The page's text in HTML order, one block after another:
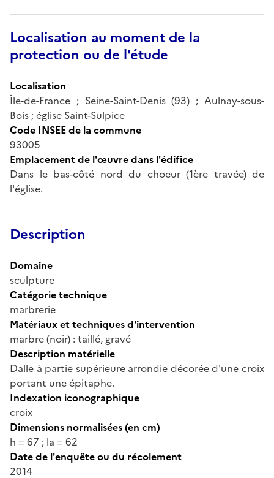
Localisation au moment de la
protection ou de l'étude
Localisation
Île-de-France ; Seine-Saint-Denis (93) ; Aulnay-sous-
Bois ; église Saint-Sulpice
Code INSEE de la commune
93005
Emplacement de l'œuvre dans l'édifice
Dans le bas-côté nord du choeur (1ère travée) de
l'église.
Description
Domaine
sculpture
Catégorie technique
marbrerie
Matériaux et techniques d'intervention
marbre (noir) : taillé, gravé
Description matérielle
Dalle à partie supérieure arrondie décorée d'une croix
portant une épitaphe.
Indexation iconographique
croix
Dimensions normalisées (en cm)
h = 67 ; la = 62
Date de l'enquête ou du récolement
2014